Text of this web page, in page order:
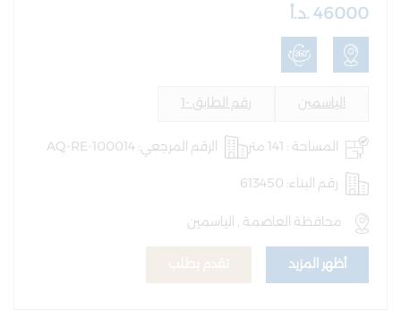
46000 .د.أ
الياسمين رقم الطابق -1
المساحة : 141 متر
الرقم المرجعي: AQ-RE-100014
رقم البناء: 613450
محافظة العاصمة , الياسمين
أظهر المزيد